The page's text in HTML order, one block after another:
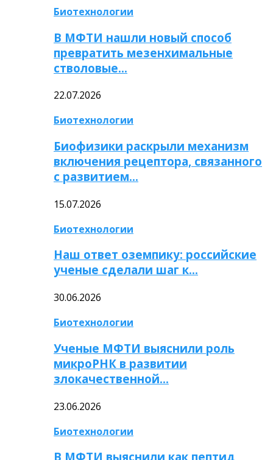
Биотехнологии
В МФТИ нашли новый способ
превратить мезенхимальные
стволовые…
22.07.2026
Биотехнологии
Биофизики раскрыли механизм
включения рецептора, связанного
с развитием…
15.07.2026
Биотехнологии
Наш ответ оземпику: российские
ученые сделали шаг к…
30.06.2026
Биотехнологии
Ученые МФТИ выяснили роль
микроРНК в развитии
злокачественной…
23.06.2026
Биотехнологии
В МФТИ выяснили как пептид